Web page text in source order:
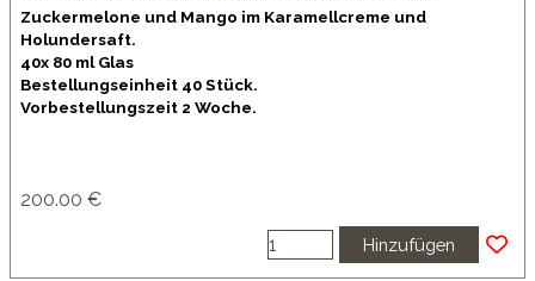
Zuckermelone und Mango im Karamellcreme und
Holundersaft.
40x 80 ml Glas
Bestellungseinheit 40 Stück.
Vorbestellungszeit 2 Woche.
200.00 €
Hinzufügen